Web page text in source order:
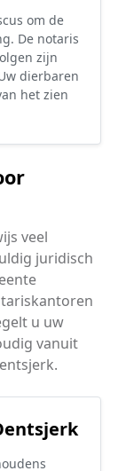
om de
De notaris
zijn
dierbaren
het zien
veel
juridisch
u uw
vanuit